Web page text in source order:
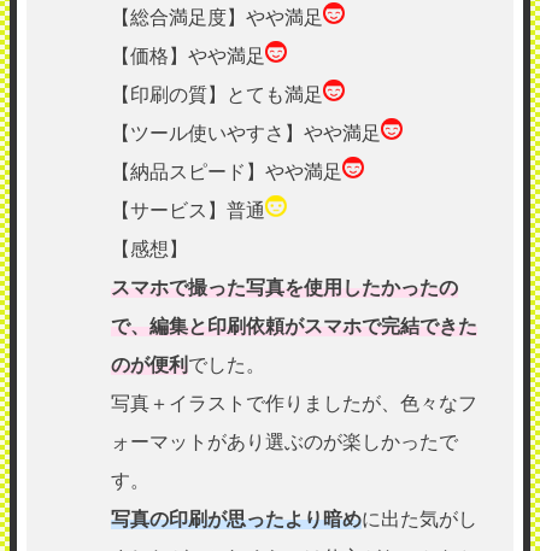
【総合満足度】やや満足
【価格】やや満足
【印刷の質】とても満足
【ツール使いやすさ】やや満足
【納品スピード】やや満足
【サービス】普通
【感想】
スマホで撮った写真を使用したかったの
で、編集と印刷依頼がスマホで完結できた
のが便利 でした。
写真＋イラストで作りましたが、色々なフ
ォーマットがあり選ぶのが楽しかったで
す。
写真の印刷が思ったより暗めに出た気がし